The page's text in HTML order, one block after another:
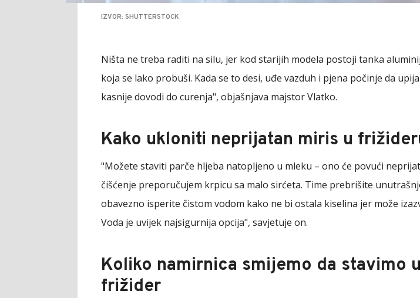
IZVOR: SHUTTERSTOCK
Ništa ne treba raditi na silu, jer kod starijih modela postoji tanka
koja se lako probuši. Kada se to desi, uđe vazduh i pjena počinje da
kasnije dovodi do curenja", objašnjava majstor Vlatko.
Kako ukloniti neprijatan miris u
"Možete staviti parče hljeba natopljeno u mleku – ono će povući
čišćenje preporučujem krpicu sa malo sirćeta. Time prebrišite
obavezno isperite čistom vodom kako ne bi ostala kiselina jer može
Voda je uvijek najsigurnija opcija", savjetuje on.
Koliko namirnica smijemo da stavimo u
frižider